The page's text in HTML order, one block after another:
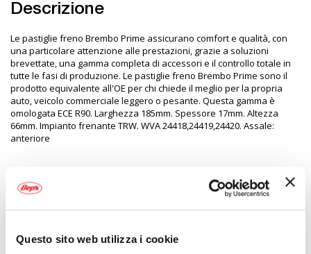
Questo sito web utilizza i cookie
Descrizione
Le pastiglie freno Brembo Prime assicurano comfort e qualità, con
una particolare attenzione alle prestazioni, grazie a soluzioni
brevettate, una gamma completa di accessori e il controllo totale in
tutte le fasi di produzione. Le pastiglie freno Brembo Prime sono il
prodotto equivalente all'OE per chi chiede il meglio per la propria
auto, veicolo commerciale leggero o pesante. Questa gamma è
omologata ECE R90. Larghezza 185mm. Spessore 17mm. Altezza
66mm. Impianto frenante TRW. WVA 24418,24419,24420. Assale:
anteriore
Specifiche tecniche
Si